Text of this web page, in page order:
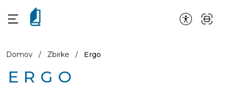
Domov / Zbirke / Ergo
ERGO